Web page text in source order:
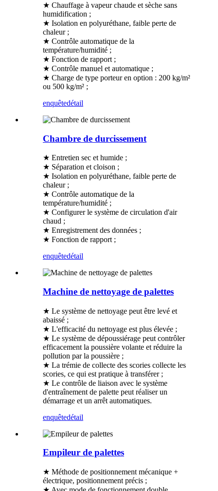
★ Chauffage à vapeur chaude et sèche sans
humidification ;
★ Isolation en polyuréthane, faible perte de
chaleur ;
★ Contrôle automatique de la
température/humidité ;
★ Fonction de rapport ;
★ Contrôle manuel et automatique ;
★ Charge de type porteur en option : 200 kg/m²
ou 500 kg/m² ;
enquêtedétail
Chambre de durcissement
★ Entretien sec et humide ;
★ Séparation et cloison ;
★ Isolation en polyuréthane, faible perte de
chaleur ;
★ Contrôle automatique de la
température/humidité ;
★ Configurer le système de circulation d'air
chaud ;
★ Enregistrement des données ;
★ Fonction de rapport ;
enquêtedétail
Machine de nettoyage de palettes
★ Le système de nettoyage peut être levé et
abaissé ;
★ L'efficacité du nettoyage est plus élevée ;
★ Le système de dépoussiérage peut contrôler
efficacement la poussière volante et réduire la
pollution par la poussière ;
★ La trémie de collecte des scories collecte les
scories, ce qui est pratique à transférer ;
★ Le contrôle de liaison avec le système
d'entraînement de palette peut réaliser un
démarrage et un arrêt automatiques.
enquêtedétail
Empileur de palettes
★ Méthode de positionnement mécanique +
électrique, positionnement précis ;